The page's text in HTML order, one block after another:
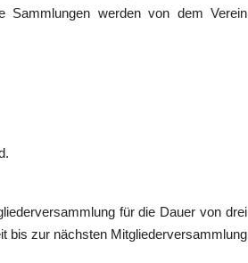
Sammlungen werden von dem Verein
für die Dauer von drei
bis zur nächsten Mitgliederversammlung